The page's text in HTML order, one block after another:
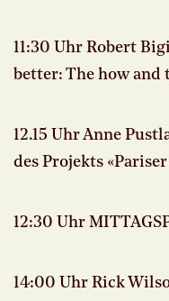
11:30 Uhr Robert
better: The how
12.15 Uhr Anne
des Projekts
12:30 Uhr
14:00 Uhr Rick